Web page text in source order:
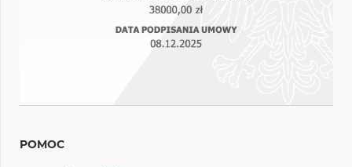
POMOC